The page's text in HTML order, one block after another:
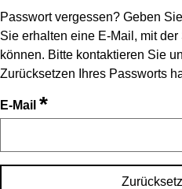
Passwort vergessen? Geben
Sie erhalten eine E-Mail, mit
können. Bitte kontaktieren Sie
Zurücksetzen Ihres Passworts
E-Mail *